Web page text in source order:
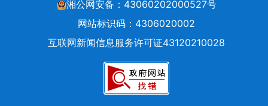
湘公网安备：43060202000527号
网站标识码：4306020002
互联网新闻信息服务许可证43120210028